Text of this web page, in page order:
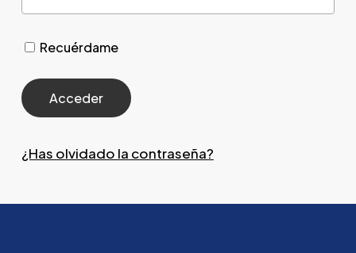
Recuérdame
¿Has olvidado la contraseña?